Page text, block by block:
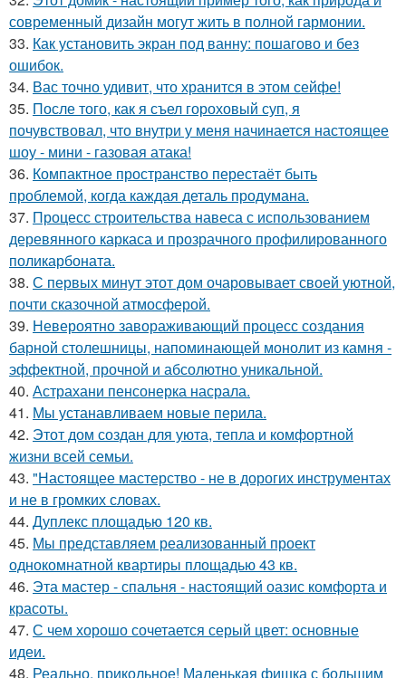
современный дизайн могут жить в полной гармонии.
33. Как установить экран под ванну: пошагово и без
ошибок.
34. Вас точно удивит, что хранится в этом сейфе!
35. После того, как я съел гороховый суп, я
почувствовал, что внутри у меня начинается настоящее
шоу - мини - газовая атака!
36. Компактное пространство перестаёт быть
проблемой, когда каждая деталь продумана.
37. Процесс строительства навеса с использованием
деревянного каркаса и прозрачного профилированного
поликарбоната.
38. С первых минут этот дом очаровывает своей уютной,
почти сказочной атмосферой.
39. Невероятно завораживающий процесс создания
барной столешницы, напоминающей монолит из камня -
эффектной, прочной и абсолютно уникальной.
40. Астрахани пенсонерка насрала.
41. Мы устанавливаем новые перила.
42. Этот дом создан для уюта, тепла и комфортной
жизни всей семьи.
43. "Настоящее мастерство - не в дорогих инструментах
и не в громких словах.
44. Дуплекс площадью 120 кв.
45. Мы представляем реализованный проект
однокомнатной квартиры площадью 43 кв.
46. Эта мастер - спальня - настоящий оазис комфорта и
красоты.
47. С чем хорошо сочетается серый цвет: основные
идеи.
48. Реально, прикольное! Маленькая фишка с большим